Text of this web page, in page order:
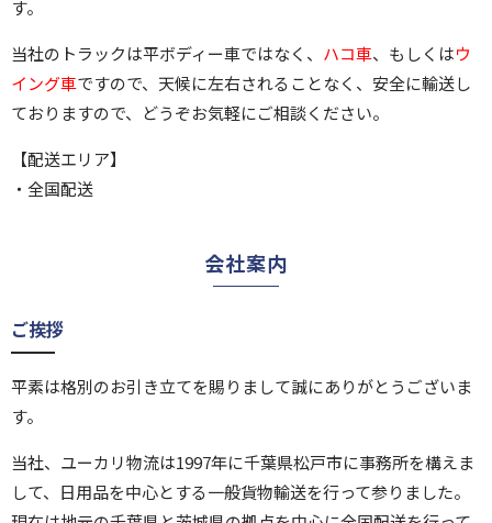
す。
当社のトラックは平ボディー車ではなく、 ハコ車、もしくはウ
イング車ですので、天候に左右されることなく、安全に輸送し
ておりますので、どうぞお気軽にご相談ください。
【配送エリア】
・全国配送
会社案内
ご挨拶
平素は格別のお引き立てを賜りまして誠にありがとうございま
す。
当社、ユーカリ物流は1997年に千葉県松戸市に事務所を構えま
して、日用品を中心とする一般貨物輸送を行って参りました。